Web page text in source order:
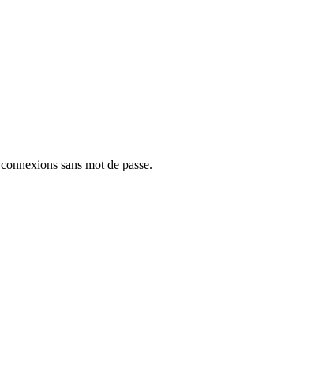
sans mot de passe.